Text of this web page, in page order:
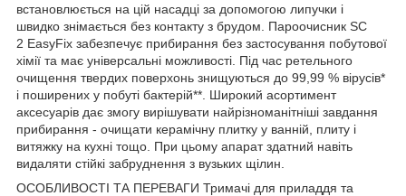
встановлюється на цій насадці за допомогою липучки і
швидко знімається без контакту з брудом. Пароочисник SC
2 EasyFix забезпечує прибирання без застосування побутової
хімії та має універсальні можливості. Під час ретельного
очищення твердих поверхонь знищуються до 99,99 % вірусів*
і поширених у побуті бактерій**. Широкий асортимент
аксесуарів дає змогу вирішувати найрізноманітніші завдання
прибирання - очищати керамічну плитку у ванній, плиту і
витяжку на кухні тощо. При цьому апарат здатний навіть
видаляти стійкі забруднення з вузьких щілин.
ОСОБЛИВОСТІ ТА ПЕРЕВАГИ Тримачі для приладдя та